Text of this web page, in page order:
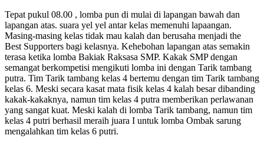
Tepat pukul 08.00 , lomba pun di mulai di lapangan bawah dan
lapangan atas. suara yel yel antar kelas memenuhi lapaangan.
Masing-masing kelas tidak mau kalah dan berusaha menjadi the
Best Supporters bagi kelasnya. Kehebohan lapangan atas semakin
terasa ketika lomba Bakiak Raksasa SMP. Kakak SMP dengan
semangat berkompetisi mengikuti lomba ini dengan Tarik tambang
putra. Tim Tarik tambang kelas 4 bertemu dengan tim Tarik tambang
kelas 6. Meski secara kasat mata fisik kelas 4 kalah besar dibanding
kakak-kakaknya, namun tim kelas 4 putra memberikan perlawanan
yang sangat kuat. Meski kalah di lomba Tarik tambang, namun tim
kelas 4 putri berhasil meraih juara I untuk lomba Ombak sarung
mengalahkan tim kelas 6 putri.